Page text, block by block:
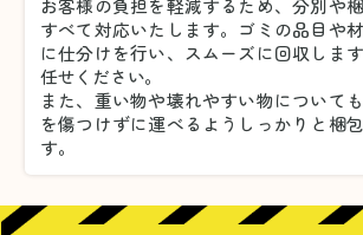
お客様の負担を軽減するため、分別や
すべて対応いたします。 ゴミの品目や
に仕分けを行い、スムーズに回収しま
任せください。
また、重い物や壊れやすい物について
を傷つけずに運べるようしっかりと梱
す。